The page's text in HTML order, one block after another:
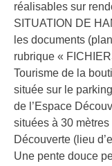
réalisables sur
SITUATION DE
les documents
rubrique «
Tourisme de la
située sur le
de l’Espace
situées à 30
Découverte (lieu
Une pente douce